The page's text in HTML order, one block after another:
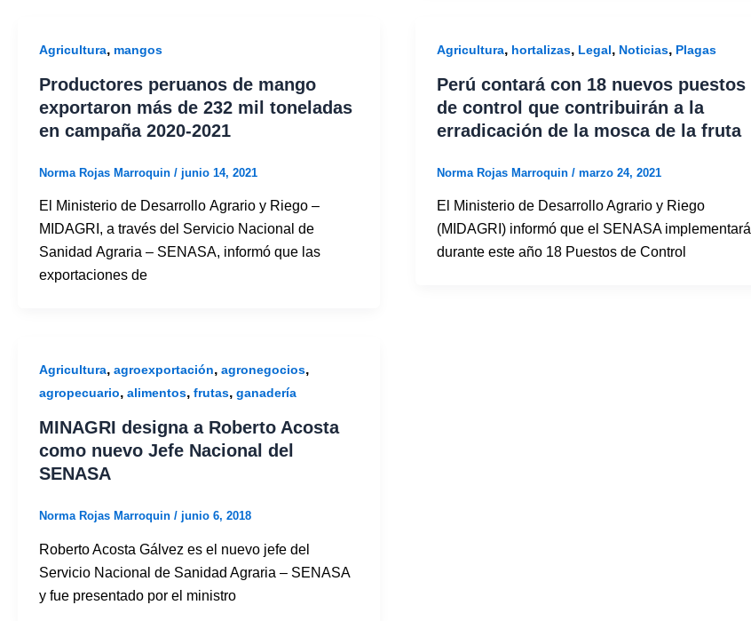
Agricultura, mangos
Productores peruanos de mango
exportaron más de 232 mil toneladas
en campaña 2020-2021
Norma Rojas Marroquin / junio 14, 2021
El Ministerio de Desarrollo Agrario y Riego –
MIDAGRI, a través del Servicio Nacional de
Sanidad Agraria – SENASA, informó que las
exportaciones de
Agricultura, hortalizas, Legal, Noticias, Plagas
Perú contará con 18 nuevos puestos
de control que contribuirán a la
erradicación de la mosca de la fruta
Norma Rojas Marroquin / marzo 24, 2021
El Ministerio de Desarrollo Agrario y Riego
(MIDAGRI) informó que el SENASA implementará
durante este año 18 Puestos de Control
Agricultura, agroexportación, agronegocios,
agropecuario, alimentos, frutas, ganadería
MINAGRI designa a Roberto Acosta
como nuevo Jefe Nacional del
SENASA
Norma Rojas Marroquin / junio 6, 2018
Roberto Acosta Gálvez es el nuevo jefe del
Servicio Nacional de Sanidad Agraria – SENASA
y fue presentado por el ministro